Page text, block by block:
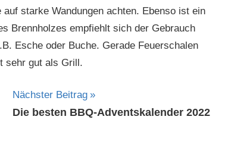
starke Wandungen achten. Ebenso ist ein
Brennholzes empfiehlt sich der Gebrauch
Esche oder Buche. Gerade Feuerschalen
sehr gut als Grill.
Nächster Beitrag
Die besten BBQ-Adventskalender 2022